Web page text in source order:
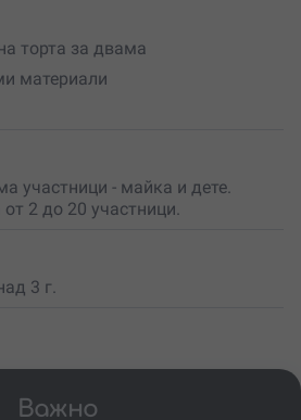
торта за двама
материали
участници - майка и дете.
2 до 20 участници.
3 г.
Важно